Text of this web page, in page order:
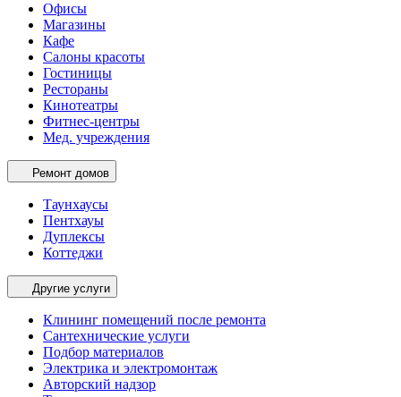
Офисы
Магазины
Кафе
Салоны красоты
Гостиницы
Рестораны
Кинотеатры
Фитнес-центры
Мед. учреждения
Ремонт домов
Таунхаусы
Пентхауы
Дуплексы
Коттеджи
Другие услуги
Клининг помещений после ремонта
Сантехнические услуги
Подбор материалов
Электрика и электромонтаж
Авторский надзор